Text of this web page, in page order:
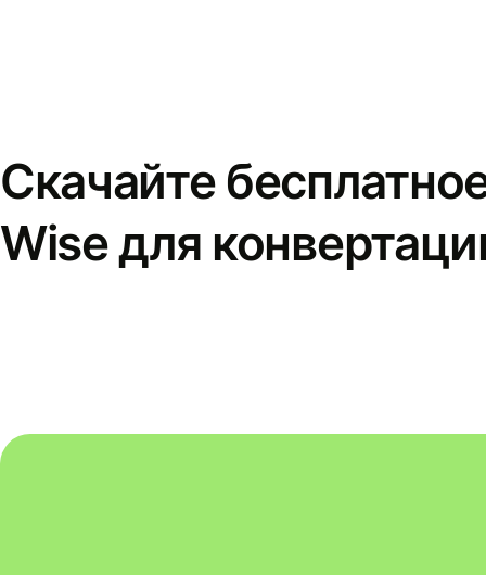
Скачайте
Wise для